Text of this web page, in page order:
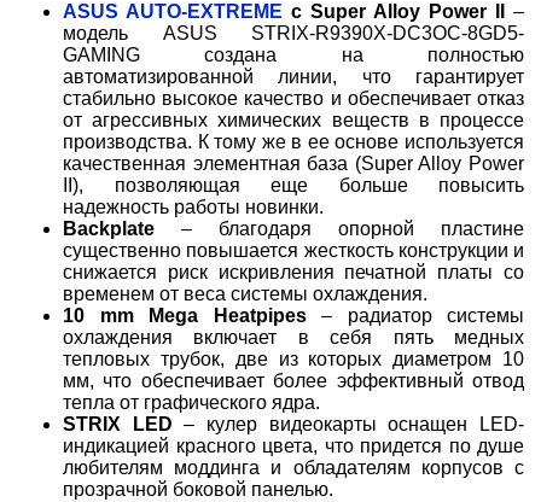
ASUS AUTO-EXTREME c Super Alloy Power II
–
модель ASUS STRIX-R9390X-DC3OC-8GD5-
GAMING создана на полностью
автоматизированной линии, что гарантирует
стабильно высокое качество и обеспечивает отказ
от агрессивных химических веществ в процессе
производства. К тому же в ее основе используется
качественная элементная база (Super Alloy Power
II), позволяющая еще больше повысить
надежность работы новинки.
Backplate – благодаря опорной пластине
существенно повышается жесткость конструкции и
снижается риск искривления печатной платы со
временем от веса системы охлаждения.
10 mm Mega Heatpipes– радиатор системы
охлаждения включает в себя пять медных
тепловых трубок, две из которых диаметром 10
мм, что обеспечивает более эффективный отвод
тепла от графического ядра.
STRIX LED – кулер видеокарты оснащен LED-
индикацией красного цвета, что придется по душе
любителям моддинга и обладателям корпусов с
прозрачной боковой панелью.